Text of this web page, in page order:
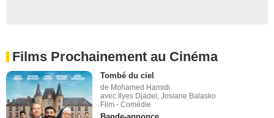
Films Prochainement au Cinéma
Tombé du ciel
de Mohamed Hamidi
avec Ilyes Djadel, Josiane Balasko
Film - Comédie